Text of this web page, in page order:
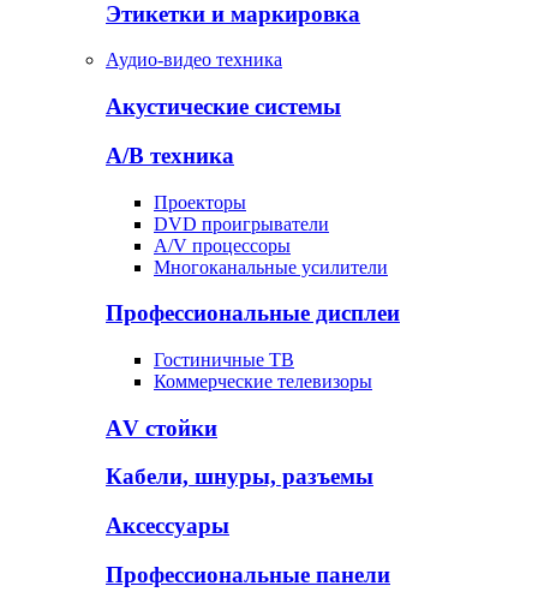
Этикетки и маркировка
Аудио-видео техника
Акустические системы
А/В техника
Проекторы
DVD проигрыватели
A/V процессоры
Многоканальные усилители
Профессиональные дисплеи
Гостиничные ТВ
Коммерческие телевизоры
АV стойки
Кабели, шнуры, разъемы
Аксессуары
Профессиональные панели